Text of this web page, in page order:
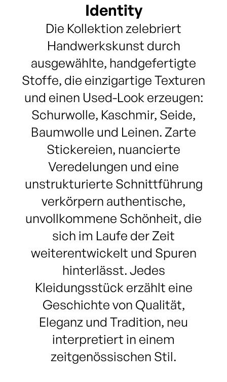
Identity‍
Die Kollektion zelebriert
Handwerkskunst durch
ausgewählte, handgefertigte
Stoffe, die einzigartige Texturen
und einen Used-Look erzeugen:
Schurwolle, Kaschmir, Seide,
Baumwolle und Leinen. Zarte
Stickereien, nuancierte
Veredelungen und eine
unstrukturierte Schnittführung
verkörpern authentische,
unvollkommene Schönheit, die
sich im Laufe der Zeit
weiterentwickelt und Spuren
hinterlässt. Jedes
Kleidungsstück erzählt eine
Geschichte von Qualität,
Eleganz und Tradition, neu
interpretiert in einem
zeitgenössischen Stil.